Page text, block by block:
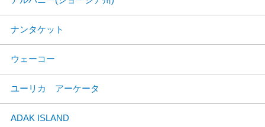
ナンタケット
ウェーコー
ユーリカ アーケータ
ADAK ISLAND